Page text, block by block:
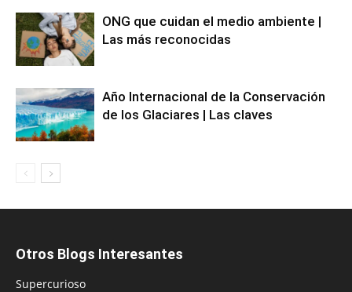
ONG que cuidan el medio ambiente |
Las más reconocidas
Año Internacional de la Conservación
de los Glaciares | Las claves
Otros Blogs Interesantes
Supercurioso